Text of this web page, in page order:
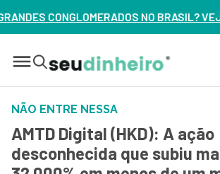
VEJA ERROS DE 3 DELES –
NÃO ENTRE NESSA
AMTD Digital (HKD): A ação
desconhecida que subiu